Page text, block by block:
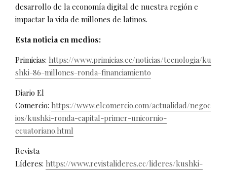
desarrollo de la economía digital de nuestra región e
impactar la vida de millones de latinos.
Esta noticia en medios:
Primicias: https://www.primicias.ec/noticias/tecnologia/ku
shki-86-millones-ronda-financiamiento
Diario El
Comercio: https://www.elcomercio.com/actualidad/negoc
ios/kushki-ronda-capital-primer-unicornio-
ecuatoriano.html
Revista
Líderes: https://www.revistalideres.ec/lideres/kushki-